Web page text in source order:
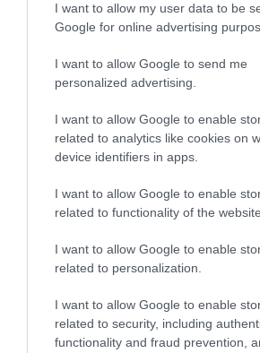
I want to allow my user data to be
Google for online advertising
I want to allow Google to send me
personalized advertising.
I want to allow Google to enable
related to analytics like cookies on
device identifiers in apps.
I want to allow Google to enable
related to functionality of the
I want to allow Google to enable
related to personalization.
I want to allow Google to enable
related to security, including
functionality and fraud prevention,